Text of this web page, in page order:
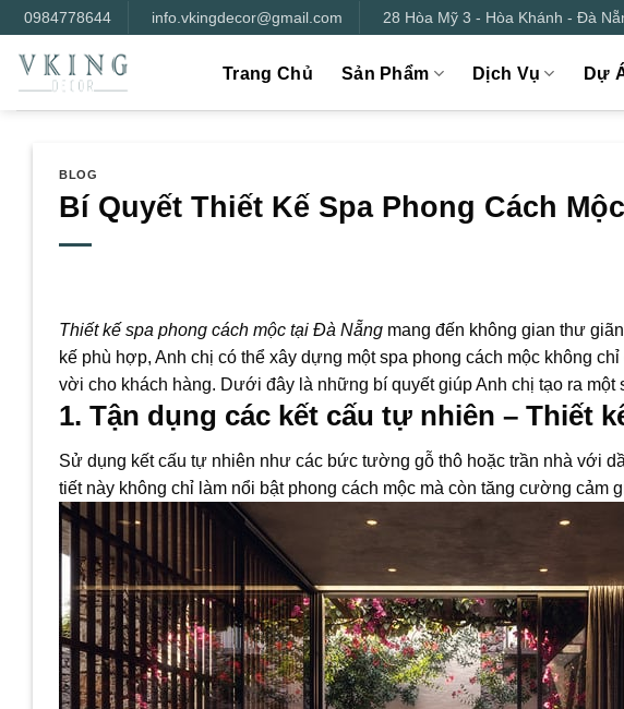
qua
nội
dung
0984778644 info.vkingdecor@gmail.com 28 Hòa Mỹ 3 - Hòa Khánh - Đà
Trang Chủ Sản Phẩm Dịch Vụ Dự
BLOG
Bí Quyết Thiết Kế Spa Phong Cách
Thiết kế spa phong cách mộc tại Đà Nẵng mang đến không gian thư
kế phù hợp, Anh chị có thể xây dựng một spa phong cách mộc không
vời cho khách hàng. Dưới đây là những bí quyết giúp Anh chị tạo ra một
1. Tận dụng các kết cấu tự nhiên – Thiết
Sử dụng kết cấu tự nhiên như các bức tường gỗ thô hoặc trần nhà với
tiết này không chỉ làm nổi bật phong cách mộc mà còn tăng cường cảm